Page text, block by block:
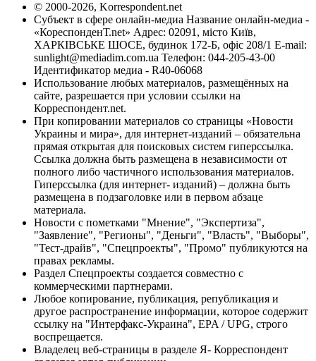
© 2000-2026, Korrespondent.net
Субъект в сфере онлайн-медиа Название онлайн-медиа -
«КореспонденТ.net» Адрес: 02091, місто Київ,
ХАРКІВСЬКЕ ШОСЕ, будинок 172-Б, офіс 208/1 E-mail:
sunlight@mediadim.com.ua Телефон: 044-205-43-00
Идентификатор медиа - R40-06068
Использование любых материалов, размещённых на
сайте, разрешается при условии ссылки на
Корреспондент.net.
При копировании материалов со страницы «Новости
Украины и мира», для интернет-изданий – обязательна
прямая открытая для поисковых систем гиперссылка.
Ссылка должна быть размещена в независимости от
полного либо частичного использования материалов.
Гиперссылка (для интернет- изданий) – должна быть
размещена в подзаголовке или в первом абзаце
материала.
Новости с пометками "Мнение", "Экспертиза",
"Заявление", "Регионы", "Деньги", "Власть", "Выборы",
"Тест-драйв", "Спецпроекты", "Промо" публикуются на
правах рекламы.
Раздел Спецпроекты создается совместно с
коммерческими партнерами.
Любое копирование, публикация, републикация и
другое распространение информации, которое содержит
ссылку на "Интерфакс-Украина", EPA / UPG, строго
воспрещается.
Владелец веб-страницы в разделе Я- Корреспондент